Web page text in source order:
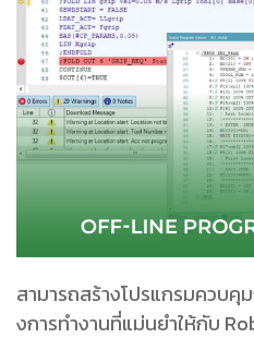
สามารถสร้างโปรแกรมควบคุ
งการทํางานที่แม่นยําให้กับ